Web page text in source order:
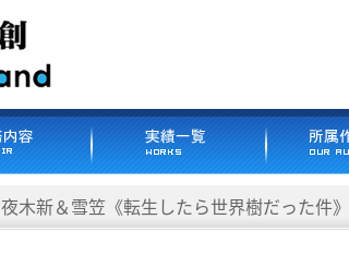
夜木新＆雪笠《転生したら世界樹だった件》